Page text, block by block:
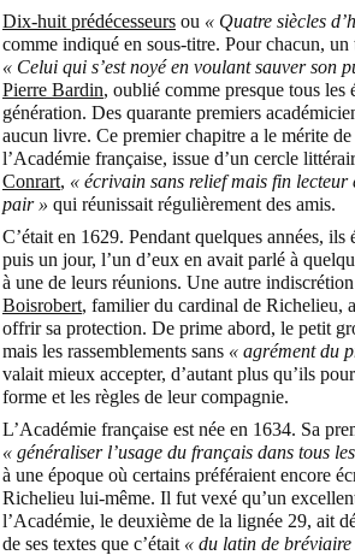
Dix-huit prédécesseurs ou « Quatre siècles
comme indiqué en sous-titre. Pour chacun,
« Celui qui s’est noyé en voulant sauver son
Pierre Bardin, oublié comme presque tous les
génération. Des quarante premiers
aucun livre. Ce premier chapitre a le mérite
l’Académie française, issue d’un cercle
Conrart, « écrivain sans relief mais fin
pair » qui réunissait régulièrement des amis.
C’était en 1629. Pendant quelques années, ils
puis un jour, l’un d’eux en avait parlé à
à une de leurs réunions. Une autre
Boisrobert, familier du cardinal de Richelieu,
offrir sa protection. De prime abord, le petit
mais les rassemblements sans « agrément du
valait mieux accepter, d’autant plus qu’ils
forme et les règles de leur compagnie.
L’Académie française est née en 1634. Sa
« généraliser l’usage du français dans tous
à une époque où certains préféraient encore
Richelieu lui-même. Il fut vexé qu’un
l’Académie, le deuxième de la lignée 29, ait
de ses textes que c’était « du latin de bréviaire